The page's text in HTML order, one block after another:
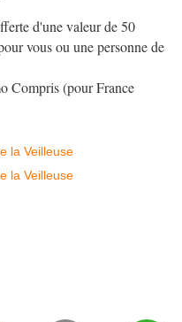
d'une valeur de 50
vous ou une personne de
Compris (pour France